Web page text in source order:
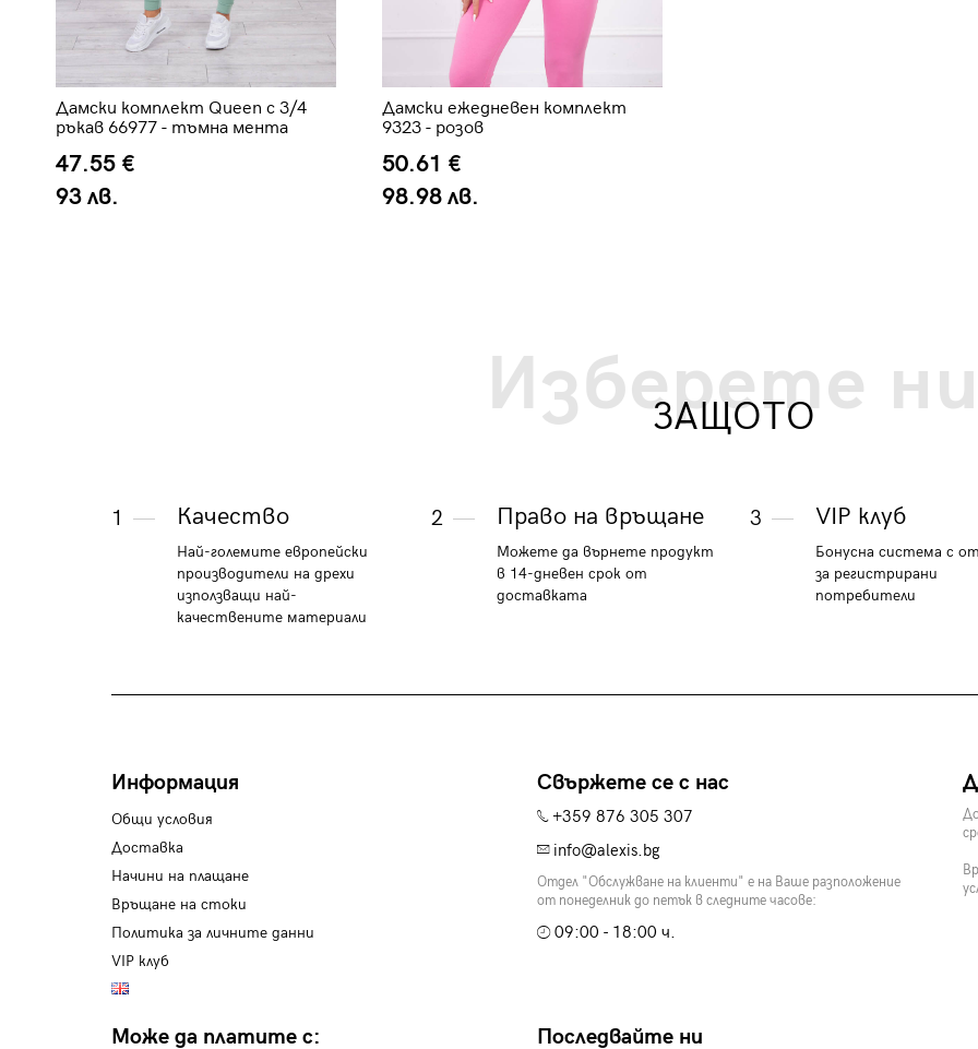
Дамски комплект Queen с 3/4
ръкав 66977 - тъмна мента
47.55 €
93 лв.
Дамски ежедневен комплект
9323 - розов
50.61 €
98.98 лв.
Изберете ни
ЗАЩОТО
1 Качество
Най-големите европейски
производители на дрехи
използващи най-
качествените материали
2 Право на връщане
Можете да върнете продукт
в 14-дневен срок от
доставката
3 VIP клуб
Бонусна система с
за регистрирани
потребители
Информация
Общи условия
Доставка
Начини на плащане
Връщане на стоки
Политика за личните данни
VIP клуб
Свържете се с нас
+359 876 305 307
info@alexis.bg
Отдел "Обслужване на клиенти" е на Ваше разположение
от понеделник до петък в следните часове:
09:00 - 18:00 ч.
Може да платите с: Последвайте ни